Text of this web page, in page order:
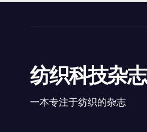
纺织科技杂志
一本专注于纺织的杂志